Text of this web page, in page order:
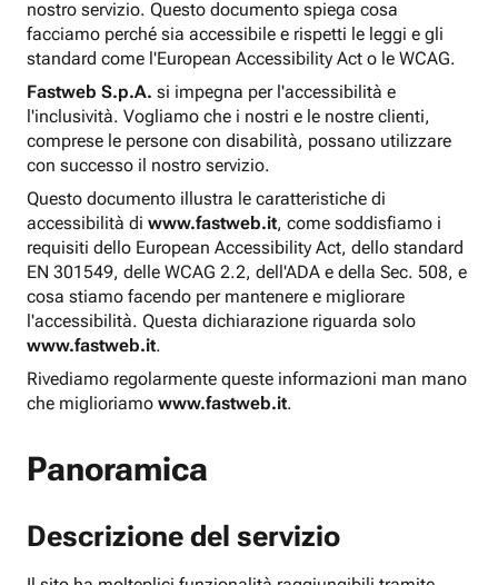
nostro servizio. Questo documento spiega cosa
facciamo perché sia accessibile e rispetti le leggi e gli
standard come l'European Accessibility Act o le WCAG.
Fastweb S.p.A. si impegna per l'accessibilità e
l'inclusività. Vogliamo che i nostri e le nostre clienti,
comprese le persone con disabilità, possano utilizzare
con successo il nostro servizio.
Questo documento illustra le caratteristiche di
accessibilità di www.fastweb.it, come soddisfiamo i
requisiti dello European Accessibility Act, dello standard
EN 301549, delle WCAG 2.2, dell'ADA e della Sec. 508, e
cosa stiamo facendo per mantenere e migliorare
l'accessibilità. Questa dichiarazione riguarda solo
www.fastweb.it.
Rivediamo regolarmente queste informazioni man mano
che miglioriamo www.fastweb.it.
Panoramica
Descrizione del servizio